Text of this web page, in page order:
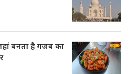
बनता है गजब का